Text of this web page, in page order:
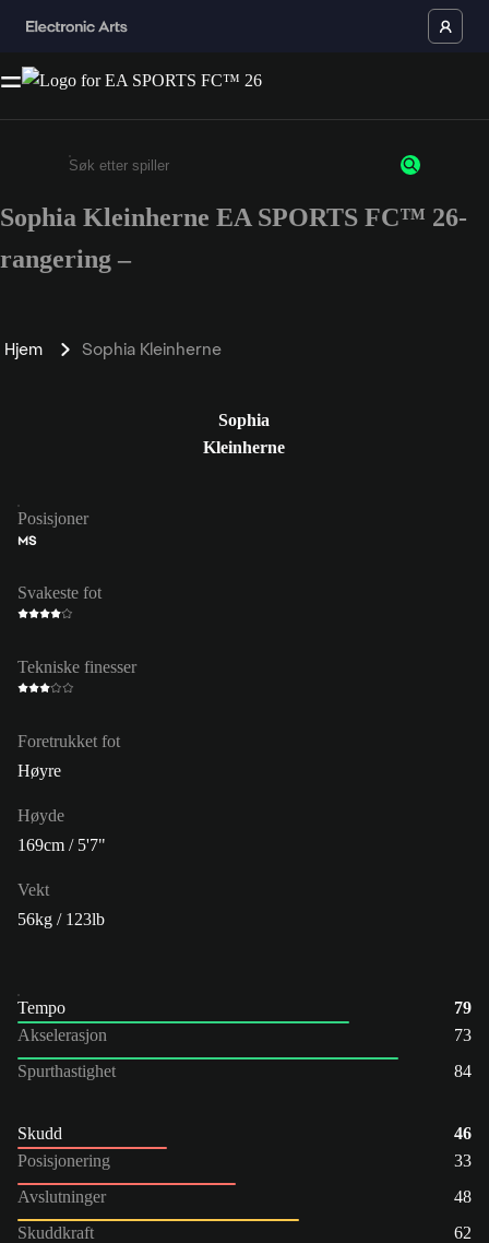
Enter a minimum of 3 characters or numbers
Sophia Kleinherne EA SPORTS FC™ 26-
rangering –
Hjem Sophia Kleinherne
Sophia
Kleinherne
Posisjoner
MS
Svakeste fot
Tekniske finesser
Foretrukket fot
Høyre
Høyde
169cm / 5'7"
Vekt
56kg / 123lb
Tempo
79
Akselerasjon
73
Spurthastighet
84
Skudd
46
Posisjonering
33
Avslutninger
48
Skuddkraft
62